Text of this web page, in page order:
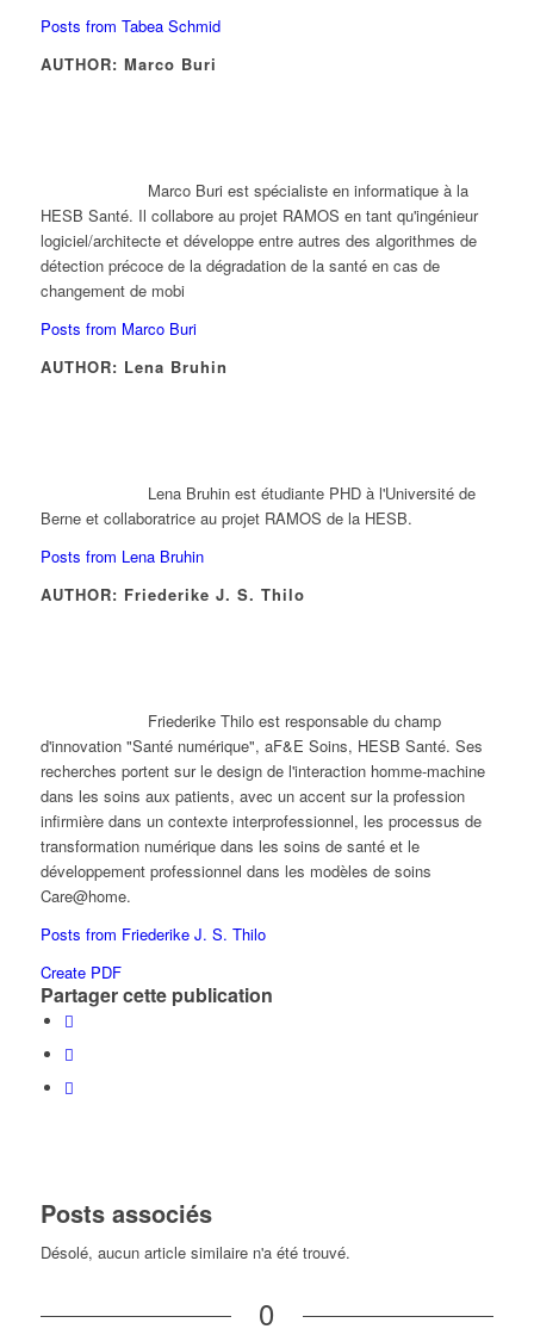
Posts from Tabea Schmid
AUTHOR: Marco Buri
Marco Buri est spécialiste en informatique à la
HESB Santé. Il collabore au projet RAMOS en tant qu'ingénieur
logiciel/architecte et développe entre autres des algorithmes de
détection précoce de la dégradation de la santé en cas de
changement de mobi
Posts from Marco Buri
AUTHOR: Lena Bruhin
Lena Bruhin est étudiante PHD à l'Université de
Berne et collaboratrice au projet RAMOS de la HESB.
Posts from Lena Bruhin
AUTHOR: Friederike J. S. Thilo
Friederike Thilo est responsable du champ
d'innovation "Santé numérique", aF&E Soins, HESB Santé. Ses
recherches portent sur le design de l'interaction homme-machine
dans les soins aux patients, avec un accent sur la profession
infirmière dans un contexte interprofessionnel, les processus de
transformation numérique dans les soins de santé et le
développement professionnel dans les modèles de soins
Care@home.
Posts from Friederike J. S. Thilo
Create PDF
Partager cette publication
Posts associés
Désolé, aucun article similaire n'a été trouvé.
0